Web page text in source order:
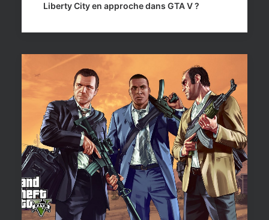
Liberty City en approche dans GTA V ?